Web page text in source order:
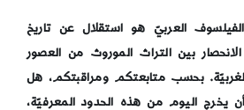
العربيّ هو استقلال عن تاريخ
بين التراث الموروث من العصور
بحسب متابعتكم ومراقبتكم، هل
يخرج اليوم من هذه الحدود المعرفيّة،